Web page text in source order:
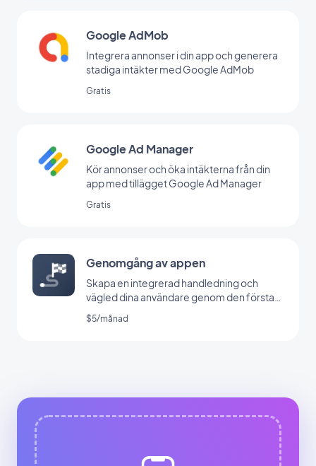
Google AdMob
Integrera annonser i din app och generera
stadiga intäkter med Google AdMob
Gratis
Google Ad Manager
Kör annonser och öka intäkterna från din
app med tillägget Google Ad Manager
Gratis
Genomgång av appen
Skapa en integrerad handledning och
vägled dina användare genom den första
lanseringen av din app
$5/månad